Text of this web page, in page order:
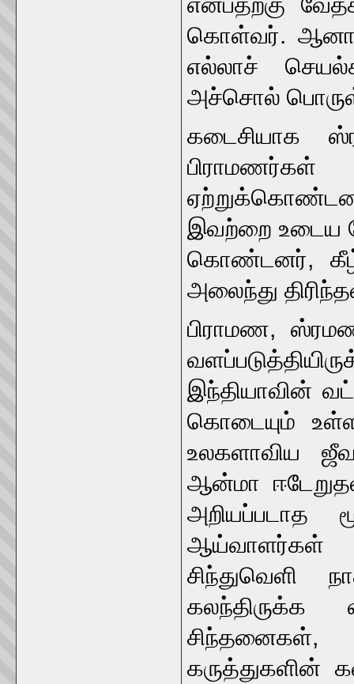
கொள்வர். ஆனால்
எல்லாச்
அச்சொல்
கடைசியாக
இவற்றை உடைய
கொண்டனர்,
அலைந்து
பிராமண,
இந்தியாவின்
கொடையும்
உலகளாவிய
ஆன்மா
அறியப்படாத
ஆய்வாளர்கள்
சிந்துவெளி
கலந்திருக்க
சிந்தனைகள்,
கருத்துகளின்